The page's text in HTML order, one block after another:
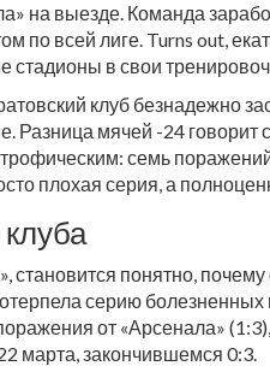
на выезде. Команда
по всей лиге. Turns out,
стадионы в свои
клуб безнадежно
Разница мячей -24 говорит
семь
плохая серия, а
становится понятно,
серию
от «Арсенала»
марта, закончившемся 0:3.